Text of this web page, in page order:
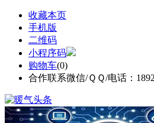
收藏本页
手机版
二维码
小程序码
购物车(0)
合作联系微信/ＱＱ/电话：